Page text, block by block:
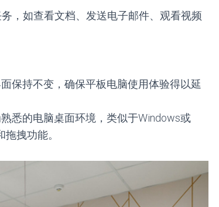
，如查看文档、发送电子邮件、观看视频
保持不变，确保平板电脑使用体验得以延
悉的电脑桌面环境，类似于Windows或
拽功能。